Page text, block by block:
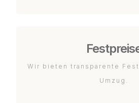
Wir bieten transparente
Umzug.